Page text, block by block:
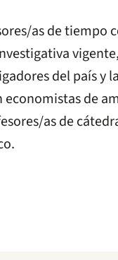
as de
del país y
economistas de
as de